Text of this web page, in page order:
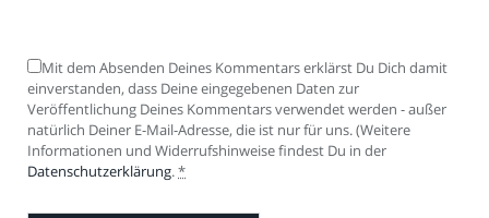
Mit dem Absenden Deines Kommentars erklärst Du Dich damit
einverstanden, dass Deine eingegebenen Daten zur
Veröffentlichung Deines Kommentars verwendet werden - außer
natürlich Deiner E-Mail-Adresse, die ist nur für uns. (Weitere
Informationen und Widerrufshinweise findest Du in der
Datenschutzerklärung. *